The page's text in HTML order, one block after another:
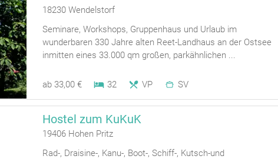
18230 Wendelstorf
Seminare, Workshops, Gruppenhaus und Urlaub im
wunderbaren 330 Jahre alten Reet-Landhaus an der Ostsee
inmitten eines 33.000 qm großen, parkähnlichen ...
ab 33,00 € 32 VP SV
Hostel zum KuKuK
19406 Hohen Pritz
Rad-, Draisine-, Kanu-, Boot-, Schiff-, Kutsch-und